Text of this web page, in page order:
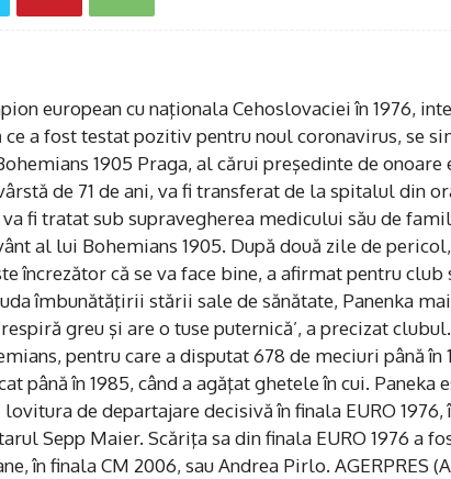
european cu naţionala Cehoslovaciei în 1976,
a fost testat pozitiv pentru noul coronavirus, se
1905 Praga, al cărui preşedinte de
de 71 de ani, va fi transferat de la spitalul din
fi tratat sub supravegherea medicului său de
al lui Bohemians 1905. După două zile de
încrezător că se va face bine, a afirmat pentru club
îmbunătăţirii stării sale de sănătate, Panenka
greu şi are o tuse puternică’, a precizat
pentru care a disputat 678 de meciuri până în
până în 1985, când a agăţat ghetele în cui. Paneka
de departajare decisivă în finala EURO 1976,
Sepp Maier. Scăriţa sa din finala EURO 1976 a
în finala CM 2006, sau Andrea Pirlo. AGERPRES